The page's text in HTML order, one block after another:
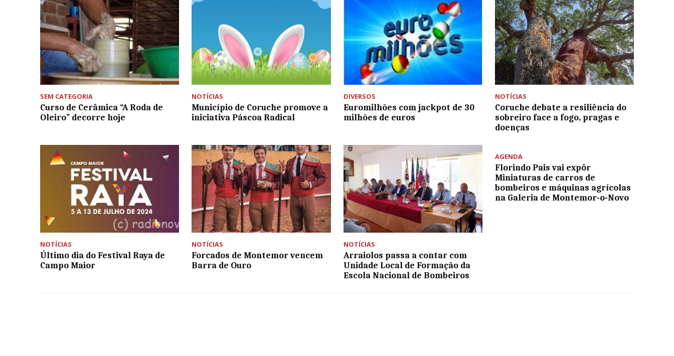
SEM CATEGORIA
Curso de Cerâmica “A Roda de
Oleiro” decorre hoje
NOTÍCIAS
Município de Coruche promove a
iniciativa Páscoa Radical
DIVERSOS
Euromilhões com jackpot de 30
milhões de euros
NOTÍCIAS
Coruche debate a resiliência do
sobreiro face a fogo, pragas e
doenças
NOTÍCIAS
Último dia do Festival Raya de
Campo Maior
NOTÍCIAS
Forcados de Montemor vencem
Barra de Ouro
NOTÍCIAS
Arraiolos passa a contar com
Unidade Local de Formação da
Escola Nacional de Bombeiros
AGENDA
Florindo Pais vai expôr
Miniaturas de carros de
bombeiros e máquinas agrícolas
na Galeria de Montemor-o-Novo